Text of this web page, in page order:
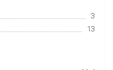
3
13